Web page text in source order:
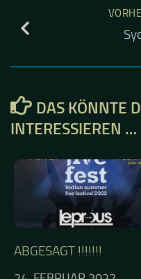
DAS KÖNNTE
INTERESSIEREN …
ABGESAGT !!!!!!!